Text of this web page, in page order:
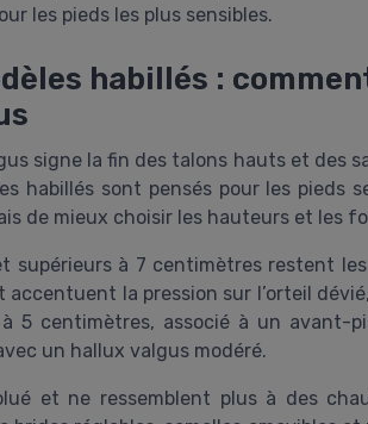
les pieds les plus sensibles.
habillés :
signe la fin des talons hauts et des
habillés sont pensés pour les pieds
de mieux choisir les hauteurs et les
supérieurs à 7 centimètres restent
la pression sur l’orteil
5 centimètres, associé à un avant-
un hallux valgus modéré.
et ne ressemblent plus à des